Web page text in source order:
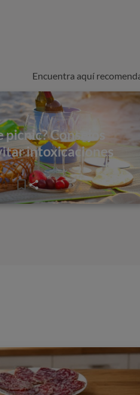
Encuentra aquí
picnic? Consejos
intoxicaciones